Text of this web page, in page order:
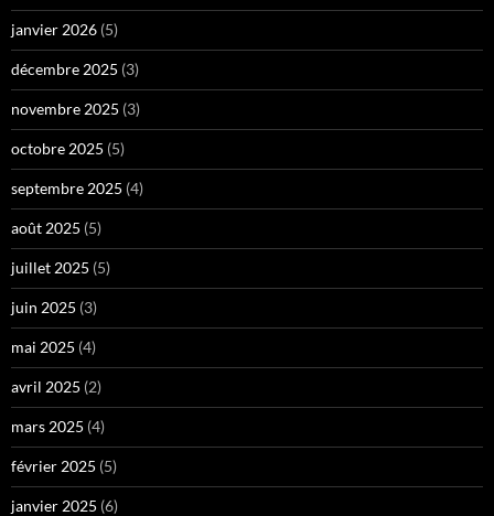
janvier 2026 (5)
décembre 2025 (3)
novembre 2025 (3)
octobre 2025 (5)
septembre 2025 (4)
août 2025 (5)
juillet 2025 (5)
juin 2025 (3)
mai 2025 (4)
avril 2025 (2)
mars 2025 (4)
février 2025 (5)
janvier 2025 (6)